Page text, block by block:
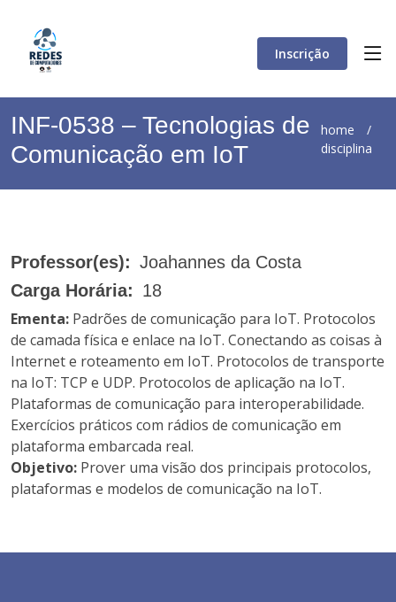
Inscrição
INF-0538 – Tecnologias de
Comunicação em IoT
home /
disciplina
Professor(es): Joahannes da Costa
Carga Horária: 18
Ementa: Padrões de comunicação para IoT. Protocolos
de camada física e enlace na IoT. Conectando as coisas à
Internet e roteamento em IoT. Protocolos de transporte
na IoT: TCP e UDP. Protocolos de aplicação na IoT.
Plataformas de comunicação para interoperabilidade.
Exercícios práticos com rádios de comunicação em
plataforma embarcada real.
Objetivo: Prover uma visão dos principais protocolos,
plataformas e modelos de comunicação na IoT.